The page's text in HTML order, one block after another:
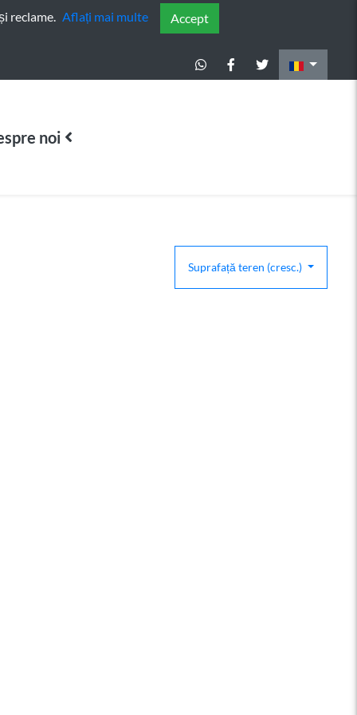
reclame. Aflați mai multe Accept
noi
Suprafață teren (cresc.)